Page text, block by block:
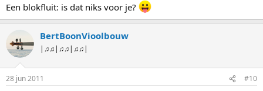
Een blokfluit: is dat niks voor je?
BertBoonVioolbouw
|♫♫|♫♫|♫♫|
28 jun 2011 #10